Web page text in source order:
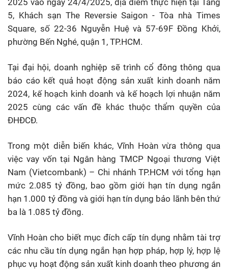
2025 vào ngày 24/4/2025, địa điểm thực hiện tại Tầng
5, Khách sạn The Reversie Saigon - Tòa nhà Times
Square, số 22-36 Nguyễn Huệ và 57-69F Đồng Khởi,
phường Bến Nghé, quận 1, TP.HCM.
Tại đại hội, doanh nghiệp sẽ trình cổ đông thông qua
báo cáo kết quả hoạt động sản xuất kinh doanh năm
2024, kế hoạch kinh doanh và kế hoạch lợi nhuận năm
2025 cùng các vấn đề khác thuộc thẩm quyền của
ĐHĐCĐ.
Trong một diễn biến khác, Vĩnh Hoàn vừa thông qua
việc vay vốn tại Ngân hàng TMCP Ngoại thương Việt
Nam (Vietcombank) – Chi nhánh TP.HCM với tổng hạn
mức 2.085 tỷ đồng, bao gồm giới hạn tín dụng ngắn
hạn 1.000 tỷ đồng và giới hạn tín dụng bảo lãnh bên thứ
ba là 1.085 tỷ đồng.
Vĩnh Hoàn cho biết mục đích cấp tín dụng nhằm tài trợ
các nhu cầu tín dụng ngắn hạn hợp pháp, hợp lý, hợp lệ
phục vụ hoạt động sản xuất kinh doanh theo phương án